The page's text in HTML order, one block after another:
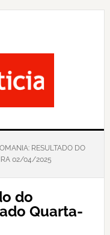
RESULTADO DO
02/04/2025
do
Quarta-